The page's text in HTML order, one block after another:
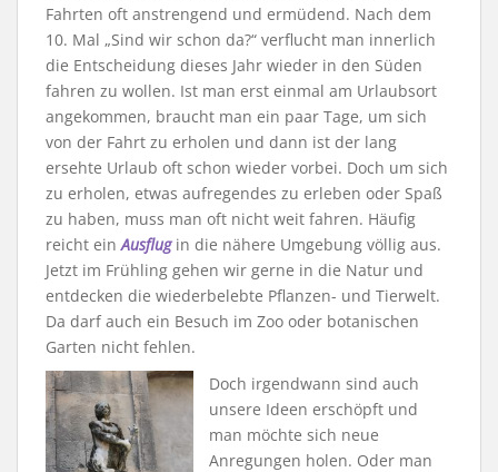
Fahrten oft anstrengend und ermüdend. Nach dem
10. Mal „Sind wir schon da?“ verflucht man innerlich
die Entscheidung dieses Jahr wieder in den Süden
fahren zu wollen. Ist man erst einmal am Urlaubsort
angekommen, braucht man ein paar Tage, um sich
von der Fahrt zu erholen und dann ist der lang
ersehte Urlaub oft schon wieder vorbei. Doch um sich
zu erholen, etwas aufregendes zu erleben oder Spaß
zu haben, muss man oft nicht weit fahren. Häufig
reicht einAusflug in die nähere Umgebung völlig aus.
Jetzt im Frühling gehen wir gerne in die Natur und
entdecken die wiederbelebte Pflanzen- und Tierwelt.
Da darf auch ein Besuch im Zoo oder botanischen
Garten nicht fehlen.
Doch irgendwann sind auch
unsere Ideen erschöpft und
man möchte sich neue
Anregungen holen. Oder man